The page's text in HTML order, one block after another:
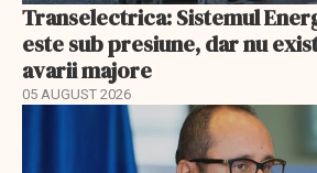
Transelectrica: Sistemul
este sub presiune, dar nu
avarii majore
05 AUGUST 2026